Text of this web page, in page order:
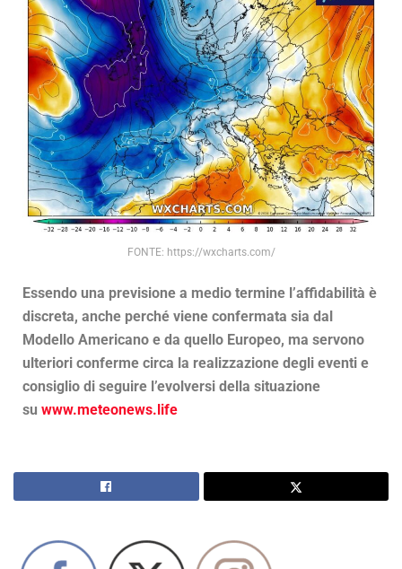
FONTE: https://wxcharts.com/
Essendo una previsione a medio termine l’affidabilità è
discreta, anche perché viene confermata sia dal
Modello Americano e da quello Europeo, ma servono
ulteriori conferme circa la realizzazione degli eventi e
consiglio di seguire l’evolversi della situazione
su www.meteonews.life